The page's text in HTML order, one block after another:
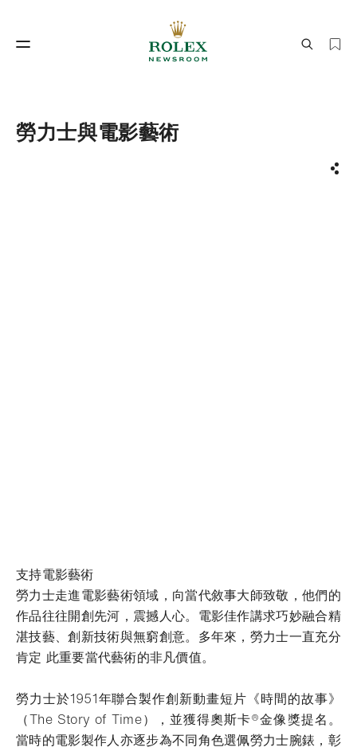
勞力士與電影藝術
支持電影藝術
勞力士走進電影藝術領域，向當代敘事大師致敬，他們的
作品往往開創先河，震撼人心。電影佳作講求巧妙融合精
湛技藝、創新技術與無窮創意。多年來，勞力士一直充分
肯定 此重要當代藝術的非凡價值。
勞力士於1951年聯合製作創新動畫短片《時間的故事》
（The Story of Time），並獲得奧斯卡®金像獎提名。
當時的電影製作人亦逐步為不同角色選佩勞力士腕錶，彰